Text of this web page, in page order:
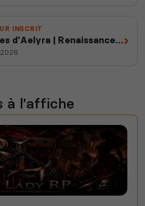
INSCRIT
d'Aelyra | Renaissance
›
à l'affiche